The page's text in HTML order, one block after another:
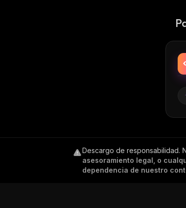
Descargo de responsabilidad.
asesoramiento legal, o
dependencia de nuestro